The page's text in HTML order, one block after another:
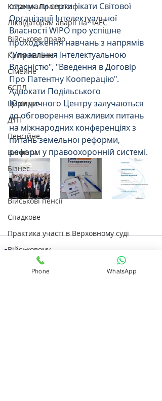
Козачук. Практика
Ліквідаторам аварії на ЧАЕС
Військове право
Кримінальне
Сімейне
ЄСПЛ
Цивільне
ДТП
Пенсійне
Виплати
Бізнес
ОГД
Військові пенсії
Спадкове
Практика участі в Верховному суді
Військовому
Проходження служби
отримали сертифікати Світової
Організації Інтелектуальної
Власності WIPO про успішне
проходження навчань з напрямів
"Управління Інтелектуальною
Власністю", "Введення в Договір
Про Патентну Кооперацію".
Адвокати Подільського
Юридичного Центру залучаються
до обговорення важливих питань
на міжнародних конференціях з
питань земельної реформи,
реформ у правоохоронній системі.
Phone WhatsApp